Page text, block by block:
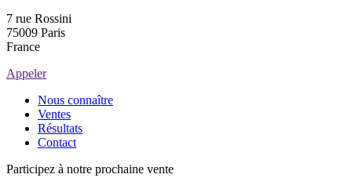
7 rue Rossini
75009 Paris
France
Appeler
Nous connaître
Ventes
Résultats
Contact
Participez à notre prochaine vente